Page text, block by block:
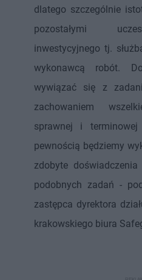
dlatego szczególnie
pozostałymi
inwestycyjnego tj.
wykonawcą robót.
wywiązać się z
zachowaniem
sprawnej i
pewnością będziemy
zdobyte
podobnych zadań -
zastępca dyrektora
krakowskiego biura